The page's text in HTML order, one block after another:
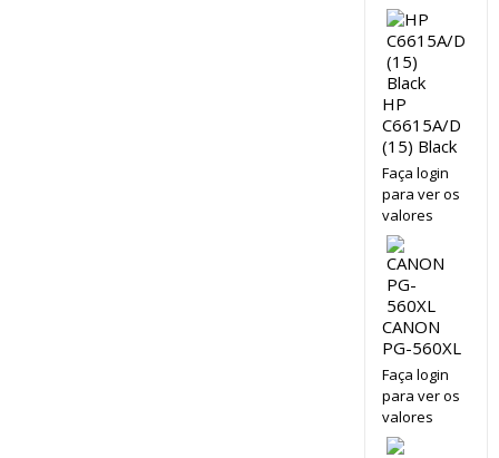
HP
C6615A/D
(15) Black
Faça login
para ver os
valores
CANON
PG-560XL
Faça login
para ver os
valores